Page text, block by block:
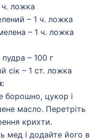
ложка
– 1 ч. ложка
– 1 ч. ложка
– 100 г
сік – 1 ст. ложка
борошно, цукор і
масло. Перетріть
крихти.
мед і додайте його в